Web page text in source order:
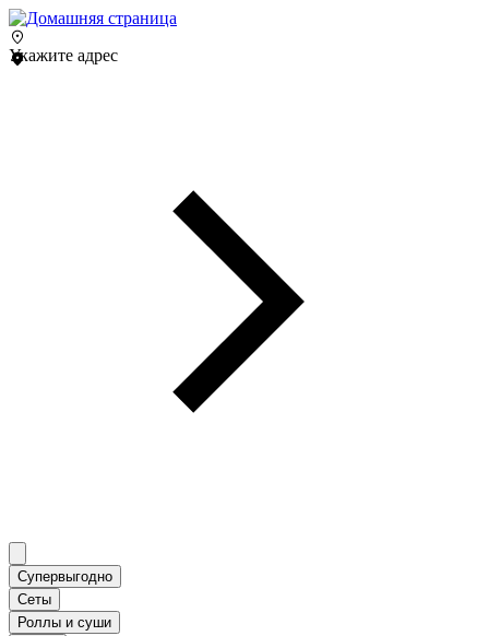
Укажите адрес
Супервыгодно
Сеты
Роллы и суши